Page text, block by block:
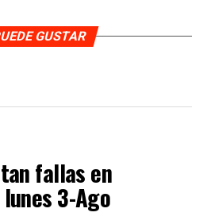
GUSTAR
fallas en
3-Ago